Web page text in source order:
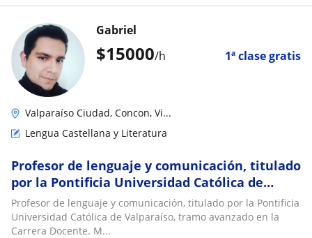
$15000/h 1ª clase gratis
Gabriel
Valparaíso Ciudad, Concon, Vi...
Lengua Castellana y Literatura
Profesor de lenguaje y comunicación, titulado
por la Pontificia Universidad Católica de
Valparaíso, tramo avanzado
Profesor de lenguaje y comunicación, titulado por la Pontificia
Universidad Católica de Valparaíso, tramo avanzado en la
Carrera Docente. M...